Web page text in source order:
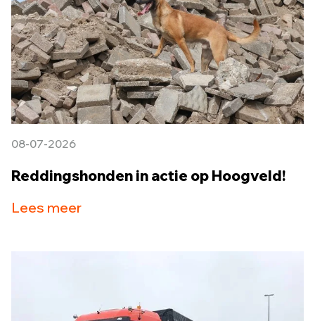
08-07-2026
Reddingshonden in actie op Hoogveld!
Lees meer